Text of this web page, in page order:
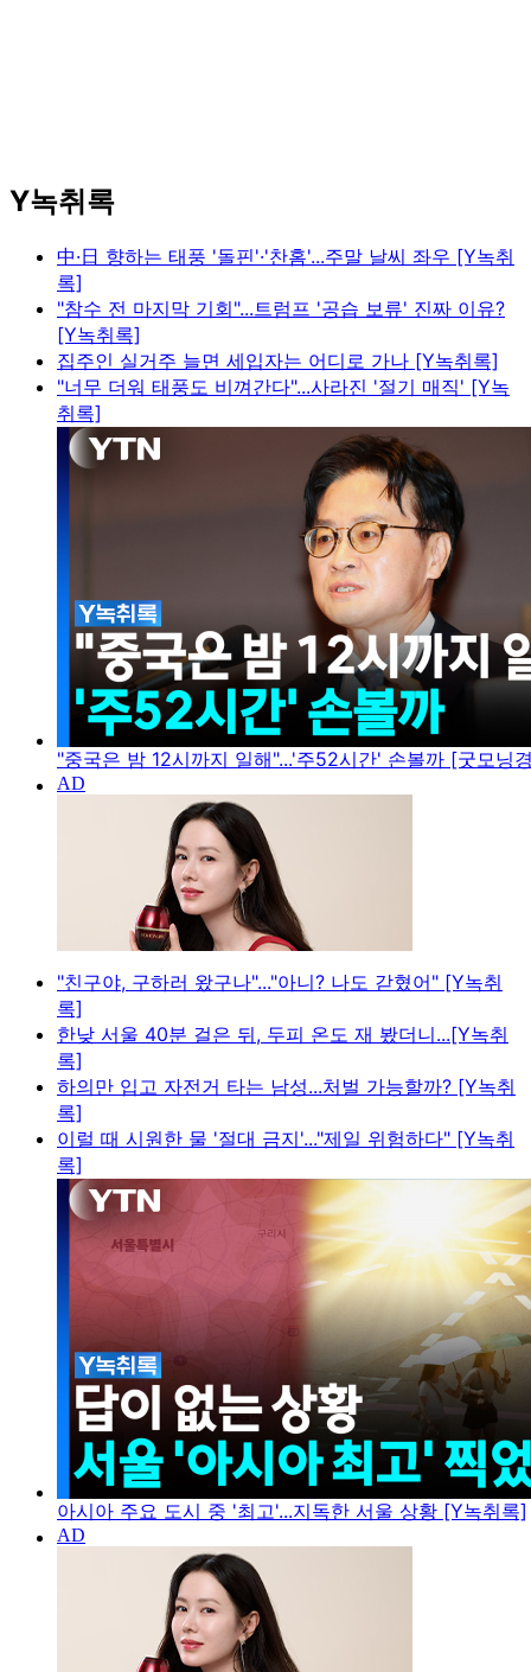
Y녹취록
中·日 향하는 태풍 '돌핀'·'찬홈'...주말 날씨 좌우 [Y녹취
록]
"참수 전 마지막 기회"...트럼프 '공습 보류' 진짜 이유?
[Y녹취록]
집주인 실거주 늘면 세입자는 어디로 가나 [Y녹취록]
"너무 더워 태풍도 비껴간다"...사라진 '절기 매직' [Y녹
취록]
"중국은 밤 12시까지 일해"...'주52시간' 손볼까 [굿모닝
"친구야, 구하러 왔구나"..."아니? 나도 갇혔어" [Y녹취
록]
한낮 서울 40분 걸은 뒤, 두피 온도 재 봤더니...[Y녹취
록]
하의만 입고 자전거 타는 남성...처벌 가능할까? [Y녹취
록]
이럴 때 시원한 물 '절대 금지'..."제일 위험하다" [Y녹취
록]
아시아 주요 도시 중 '최고'...지독한 서울 상황 [Y녹취록]